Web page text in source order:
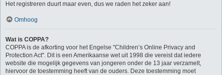
Het registreren duurt maar even, dus we raden het zeker aan!
Omhoog
Wat is COPPA?
COPPA is de afkorting voor het Engelse "Children’s Online Privacy and
Protection Act". Dit is een Amerikaanse wet uit 1998 die vereist dat iedere
website die mogelijk gegevens van jongeren onder de 13 jaar verzamelt,
hiervoor de toestemming heeft van de ouders. Deze toestemming moet